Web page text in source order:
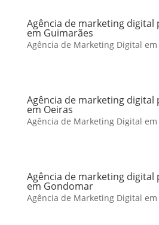
Agência de marketing digital
em Guimarães
Agência de Marketing Digital
Agência de marketing digital
em Oeiras
Agência de Marketing Digital
Agência de marketing digital
em Gondomar
Agência de Marketing Digital